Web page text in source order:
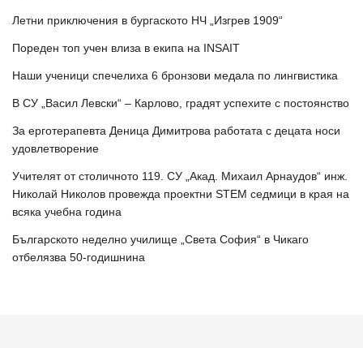
Летни приключения в бургаското НЧ „Изгрев 1909“
Пореден топ учен влиза в екипа на INSAIT
Наши ученици спечелиха 6 бронзови медала по лингвистика
В СУ „Васил Левски“ – Карлово, градят успехите с постоянство
За ерготерапевта Деница Димитрова работата с децата носи
удовлетворение
Учителят от столичното 119. СУ „Акад. Михаил Арнаудов“ инж.
Николай Николов провежда проектни STEM седмици в края на
всяка учебна година
Българското неделно училище „Света София“ в Чикаго
отбелязва 50-годишнина